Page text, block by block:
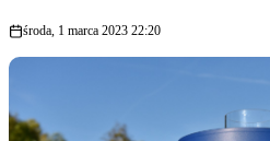
środa, 1 marca 2023 22:20